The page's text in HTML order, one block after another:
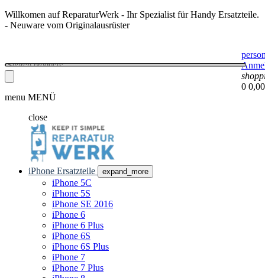
Willkomen auf ReparaturWerk - Ihr Spezialist für Handy Ersatzteile.
- Neuware vom Originalausrüster
0
menu MENÜ
close
iPhone Ersatzteile expand_more
iPhone 5C
iPhone 5S
iPhone SE 2016
iPhone 6
iPhone 6 Plus
iPhone 6S
iPhone 6S Plus
iPhone 7
iPhone 7 Plus